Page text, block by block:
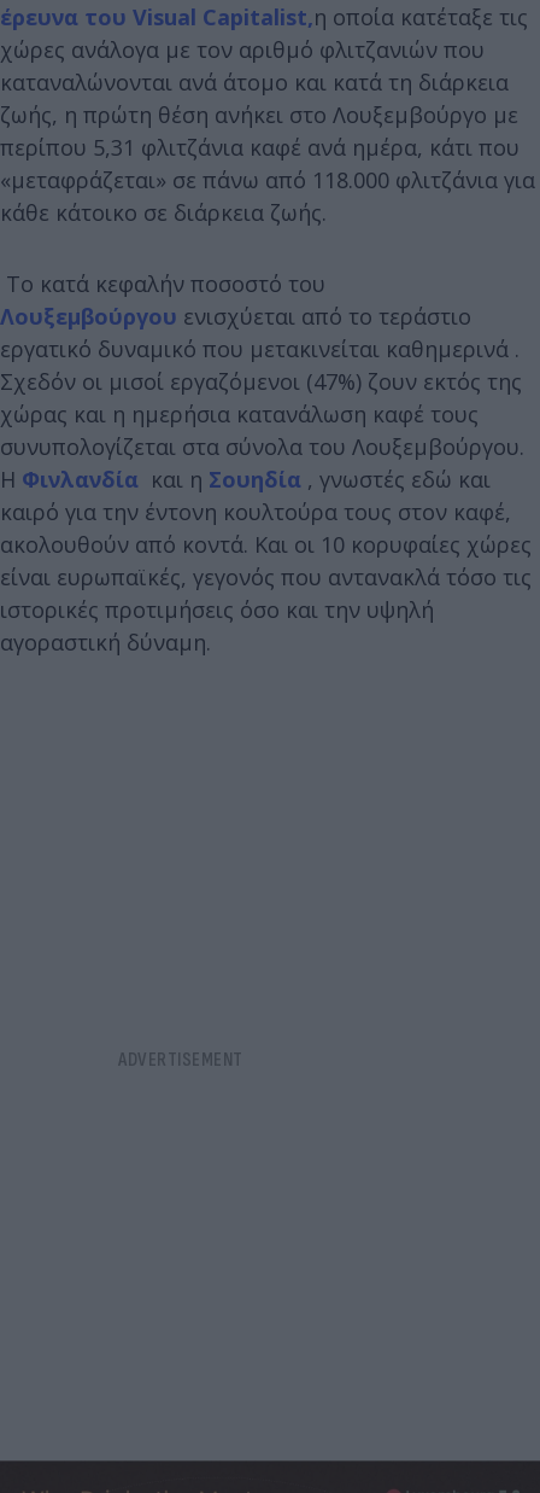
έρευνα του Visual Capitalist,η οποία κατέταξε τις
χώρες ανάλογα με τον αριθμό φλιτζανιών που
καταναλώνονται ανά άτομο και κατά τη διάρκεια
ζωής, η πρώτη θέση ανήκει στο Λουξεμβούργο με
περίπου 5,31 φλιτζάνια καφέ ανά ημέρα, κάτι που
«μεταφράζεται» σε πάνω από 118.000 φλιτζάνια για
κάθε κάτοικο σε διάρκεια ζωής.
Το κατά κεφαλήν ποσοστό του
Λουξεμβούργου ενισχύεται από το τεράστιο
εργατικό δυναμικό που μετακινείται καθημερινά .
Σχεδόν οι μισοί εργαζόμενοι (47%) ζουν εκτός της
χώρας και η ημερήσια κατανάλωση καφέ τους
συνυπολογίζεται στα σύνολα του Λουξεμβούργου.
Η Φινλανδία και η Σουηδία , γνωστές εδώ και
καιρό για την έντονη κουλτούρα τους στον καφέ,
ακολουθούν από κοντά. Και οι 10 κορυφαίες χώρες
είναι ευρωπαϊκές, γεγονός που αντανακλά τόσο τις
ιστορικές προτιμήσεις όσο και την υψηλή
αγοραστική δύναμη.